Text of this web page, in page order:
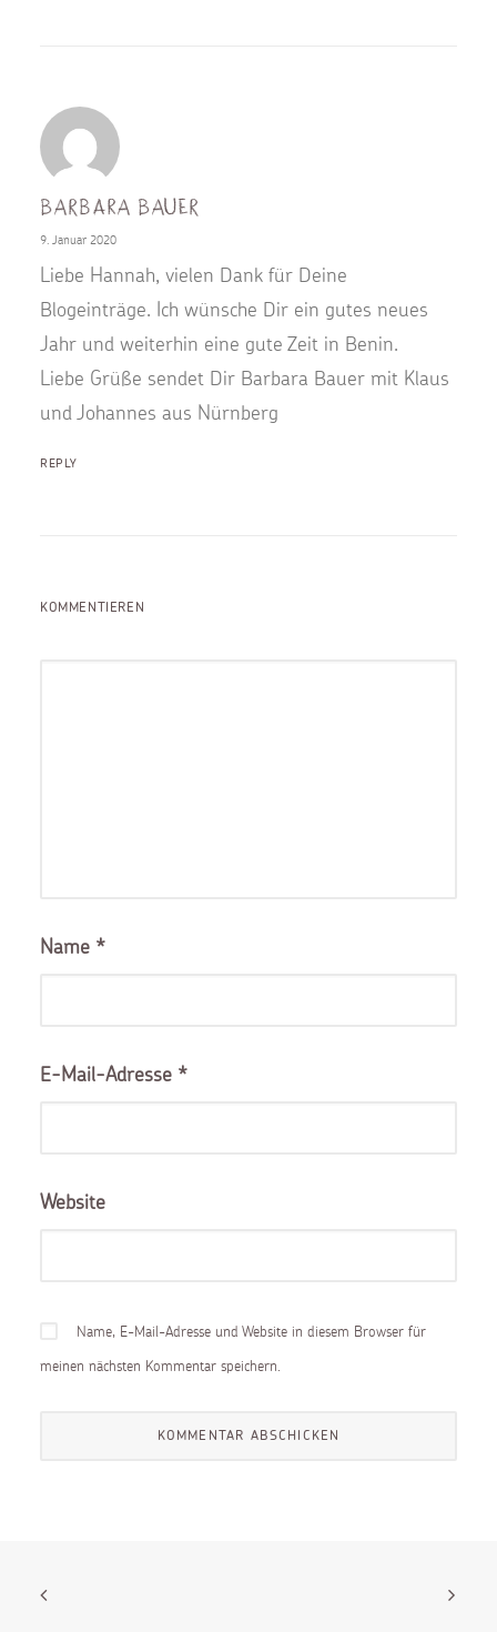
Barbara Bauer
9. Januar 2020
Liebe Hannah, vielen Dank für Deine
Blogeinträge. Ich wünsche Dir ein gutes neues
Jahr und weiterhin eine gute Zeit in Benin.
Liebe Grüße sendet Dir Barbara Bauer mit Klaus
und Johannes aus Nürnberg
REPLY
KOMMENTIEREN
Name *
E-Mail-Adresse *
Website
Name, E-Mail-Adresse und Website in diesem Browser für
meinen nächsten Kommentar speichern.